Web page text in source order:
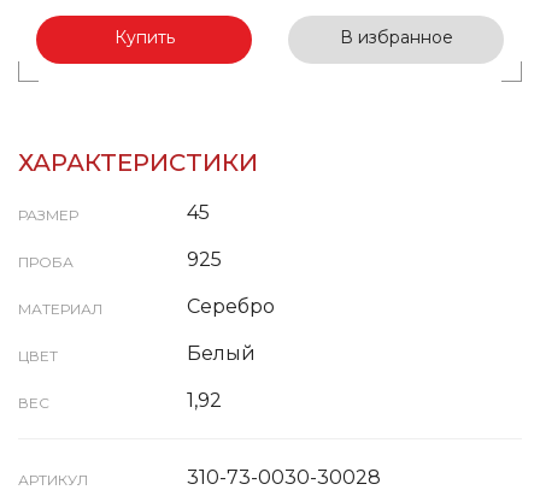
Купить В избранное
ХАРАКТЕРИСТИКИ
РАЗМЕР 45
ПРОБА 925
МАТЕРИАЛ Серебро
ЦВЕТ Белый
ВЕС 1,92
АРТИКУЛ 310-73-0030-30028